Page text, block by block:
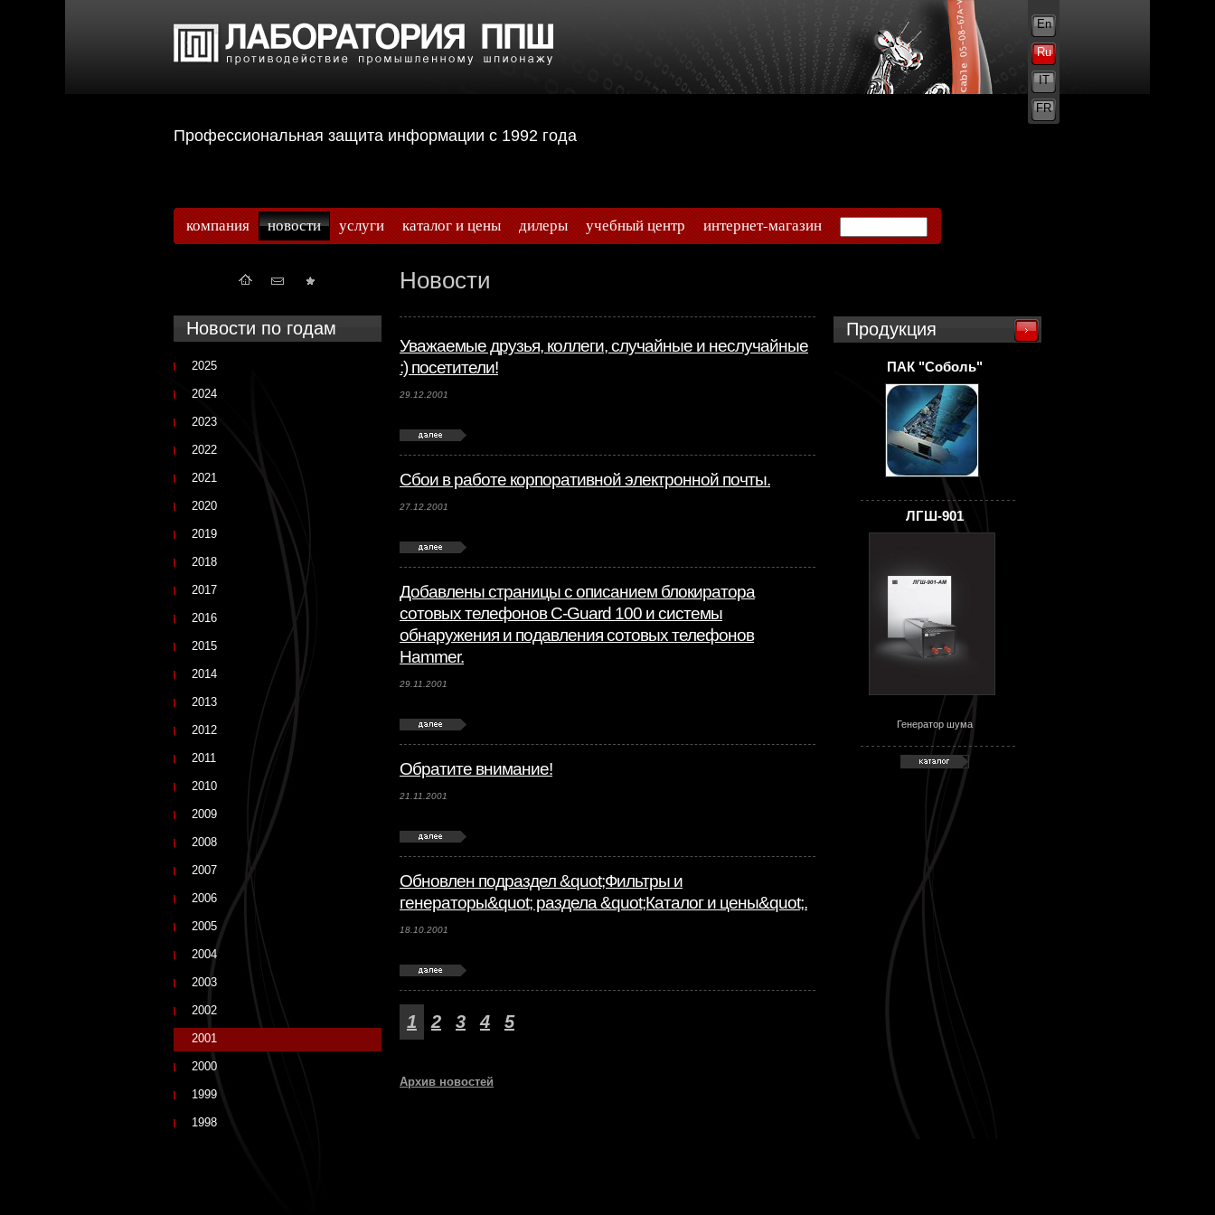
Профессиональная защита информации с 1992 года
En
Ru
IT
FR
компания новости услуги каталог и цены дилеры учебный центр интернет-магазин
Новости
Уважаемые друзья, коллеги, случайные и неслучайные
:) посетители!
29.12.2001
Сбои в работе корпоративной электронной почты.
27.12.2001
Добавлены страницы с описанием блокиратора
сотовых телефонов C-Guard 100 и системы
обнаружения и подавления сотовых телефонов
Hammer.
29.11.2001
Обратите внимание!
21.11.2001
Обновлен подраздел &quot;Фильтры и
генераторы&quot; раздела &quot;Каталог и цены&quot;.
18.10.2001
1 2 3 4 5
Архив новостей
Новости по годам
2025
2024
2023
2022
2021
2020
2019
2018
2017
2016
2015
2014
2013
2012
2011
2010
2009
2008
2007
2006
2005
2004
2003
2002
2001
2000
1999
1998
Продукция
ПАК "Соболь"
ЛГШ-901
Генератор шума